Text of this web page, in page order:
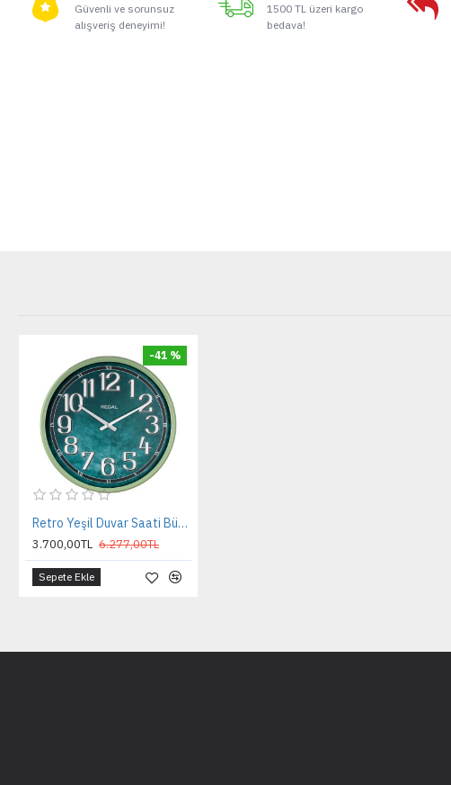
Güvenli ve sorunsuz
alışveriş deneyimi!
1500 TL üzeri kargo
bedava!
-41 %
Retro Yeşil Duvar Saati Büyük Boy
3.700,00TL 6.277,00TL
Sepete Ekle